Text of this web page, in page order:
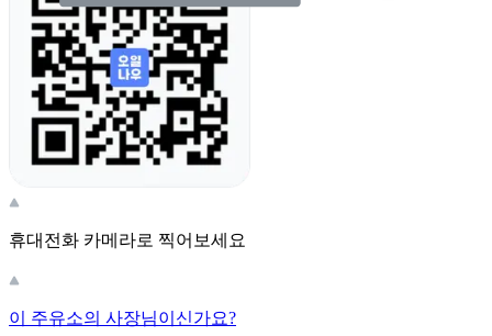
휴대전화 카메라로 찍어보세요
이 주유소의 사장님이신가요?